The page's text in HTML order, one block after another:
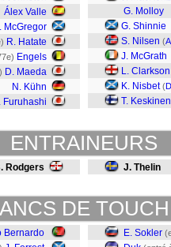
Álex Valle
McGregor
R. Hatate
Engels
D. Maeda
N. Kühn
Furuhashi
G. Molloy
G. Shinnie
S. Nilsen (
J. McGrath
L. Clarkson
K. Nisbet (
T. Keskinen
ENTRAINEURS
Rodgers J. Thelin
DE
Bernardo E. Sokler